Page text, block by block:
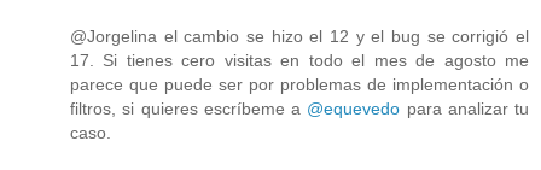
@Jorgelina el cambio se hizo el 12 y el bug se corrigió el
17. Si tienes cero visitas en todo el mes de agosto me
parece que puede ser por problemas de implementación o
filtros, si quieres escríbeme a @equevedo para analizar tu
caso.